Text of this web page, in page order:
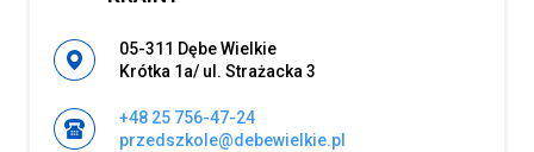
Adres pocztowy:
05-311 Dębe Wielkie
Krótka 1a/ ul. Strażacka 3
+48 25 756-47-24
przedszkole@debewielkie.pl